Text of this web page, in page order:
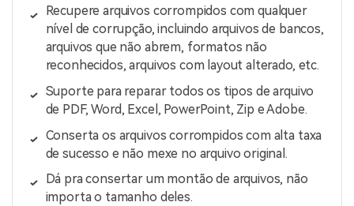
Recupere arquivos corrompidos com qualquer
nível de corrupção, incluindo arquivos de bancos,
arquivos que não abrem, formatos não
reconhecidos, arquivos com layout alterado, etc.
Suporte para reparar todos os tipos de arquivo
de PDF, Word, Excel, PowerPoint, Zip e Adobe.
Conserta os arquivos corrompidos com alta taxa
de sucesso e não mexe no arquivo original.
Dá pra consertar um montão de arquivos, não
importa o tamanho deles.